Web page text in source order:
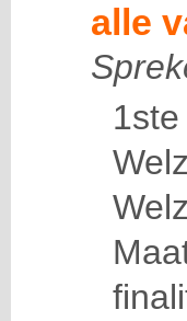
alle